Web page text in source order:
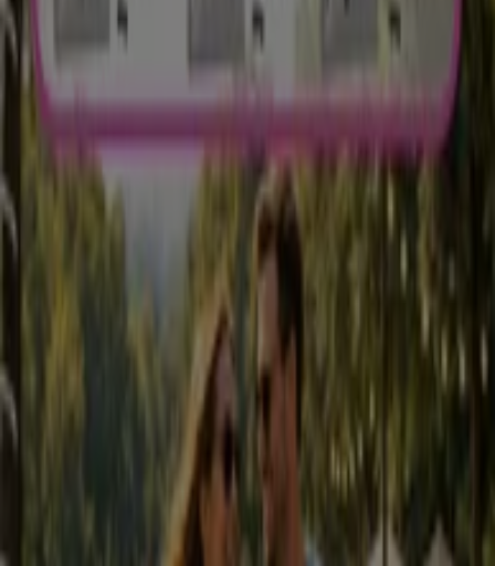
Vapor D'Água
Quinta dos Congregados - S. Vítor, Braga
Vapor D'Água em Guimarães — Ver lojas, telefones e
horários
Outros Catálogos de Bancos e
Serviços em Guimarães
Millennium Bcp
Dá gosto esta taxa para agosto